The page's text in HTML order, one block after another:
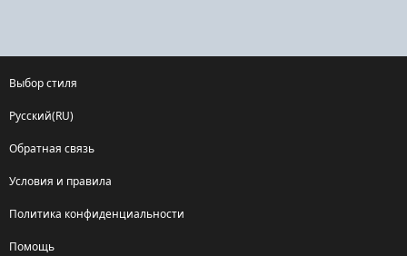
Выбор стиля
Русский(RU)
Обратная связь
Условия и правила
Политика конфиденциальности
Помощь